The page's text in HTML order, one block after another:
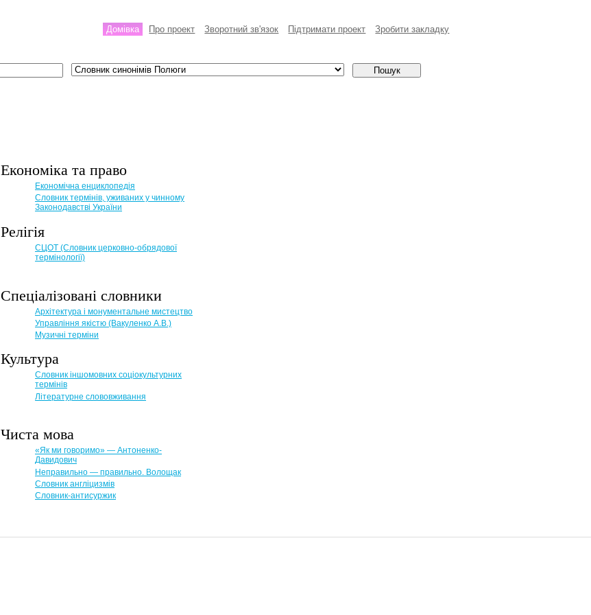
Домівка Про проект Зворотний зв'язок Пiдтримати проект Зробити закладку
Економіка та право
Eкономічна енциклопедія
Словник термінів, уживаних у чинному
Законодавстві України
Релігія
СЦОТ (Словник церковно-обрядової
термінології)
Спеціалізовані словники
Архітектура і монументальне мистецтво
Управління якістю (Вакуленко А.В.)
Музичні терміни
Культура
Словник іншомовних соціокультурних
термінів
Літературне слововживання
Чиста мова
«Як ми говоримо» — Антоненко-
Давидович
Неправильно — правильно. Волощак
Словник англіцизмів
Словник-антисуржик